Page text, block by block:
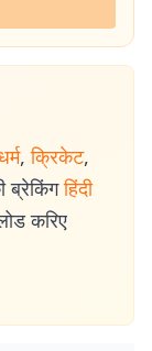
, क्रिकेट,
ब्रेकिंग हिंदी
करिए